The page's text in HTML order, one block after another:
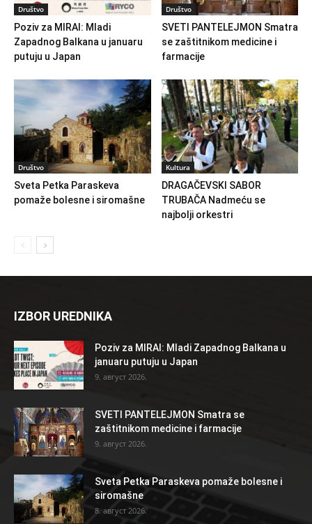
Društvo
Poziv za MIRAI: Mladi
Zapadnog Balkana u januaru
putuju u Japan
Društvo
SVETI PANTELEJMON Smatra
se zaštitnikom medicine i
farmacije
Društvo
Sveta Petka Paraskeva
pomaže bolesne i siromašne
Kultura
DRAGAČEVSKI SABOR
TRUBAČA Nadmeću se
najbolji orkestri
IZBOR UREDNIKA
Poziv za MIRAI: Mladi Zapadnog Balkana u
januaru putuju u Japan
9. август 2026.
SVETI PANTELEJMON Smatra se
zaštitnikom medicine i farmacije
9. август 2026.
Sveta Petka Paraskeva pomaže bolesne i
siromašne
8. август 2026.